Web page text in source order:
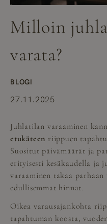
Milloin
varata?
BLOGI
27.11.2025
Juhlatilan varaaminen
etukäteen riippuen
Suositut päivämäärät ja
erityisesti kesäkaudella ja
varaaminen takaa
edullisemmat hinnat.
Oikea varausajankohta
tapahtuman koosta,